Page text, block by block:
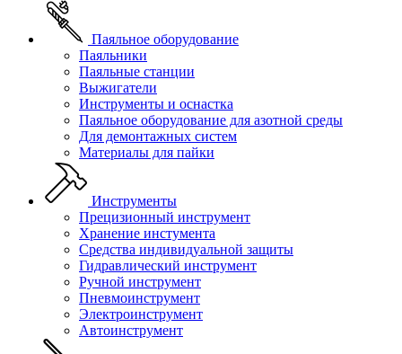
Паяльное оборудование
Паяльники
Паяльные станции
Выжигатели
Инструменты и оснастка
Паяльное оборудование для азотной среды
Для демонтажных систем
Материалы для пайки
Инструменты
Прецизионный инструмент
Хранение инстумента
Средства индивидуальной защиты
Гидравлический инструмент
Ручной инструмент
Пневмоинструмент
Электроинструмент
Автоинструмент